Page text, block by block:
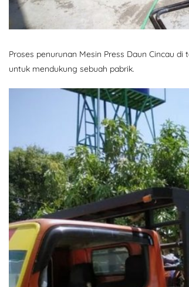
Proses penurunan Mesin Press Daun Cincau
untuk mendukung sebuah pabrik.